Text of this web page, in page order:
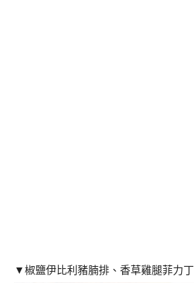
▼椒鹽伊比利豬腩排、香草雞腿菲力丁